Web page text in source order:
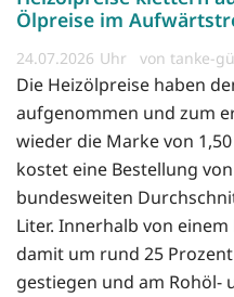
Ölpreise im
24.07.2026 von tanke-
Die Heizölpreise haben
aufgenommen und zum
wieder die Marke von
kostet eine Bestellung
bundesweiten
Liter. Innerhalb von
damit um rund 25
gestiegen und am Rohöl-